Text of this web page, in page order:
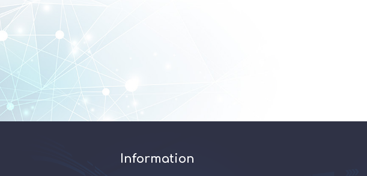
Information